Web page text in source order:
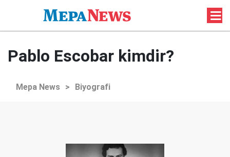
Pablo Escobar kimdir?
Mepa News > Biyografi